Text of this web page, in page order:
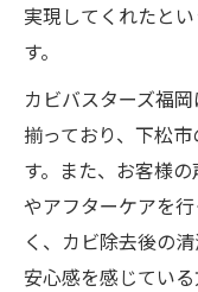
実現してくれたと
す。
カビバスターズ福
揃っており、下松
す。また、お客様
やアフターケアを
く、カビ除去後の
安心感を感じてい